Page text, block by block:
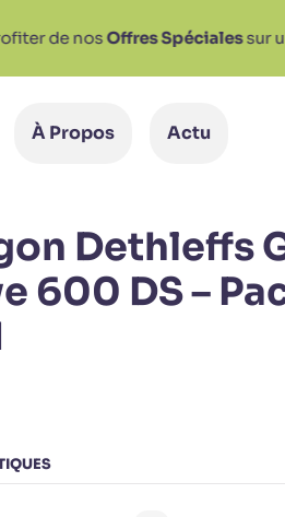
Offres Spécialessur un large
À Propos Actu
Dethleffs
600 DS –